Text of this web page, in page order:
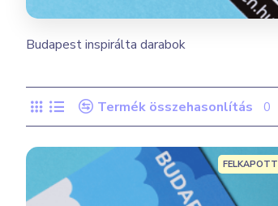
Budapest inspirálta darabok
Termék összehasonlítás 0
FELKAPOTT